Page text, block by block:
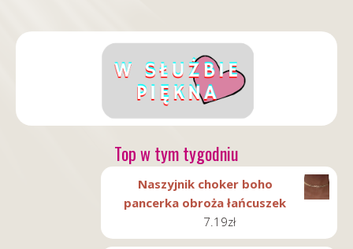
Top w tym tygodniu
Naszyjnik choker boho
pancerka obroża łańcuszek
7.19zł